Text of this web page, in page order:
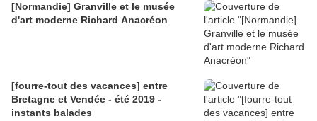
[Normandie] Granville et le musée
d'art moderne Richard Anacréon
[fourre-tout des vacances] entre
Bretagne et Vendée - été 2019 -
instants balades